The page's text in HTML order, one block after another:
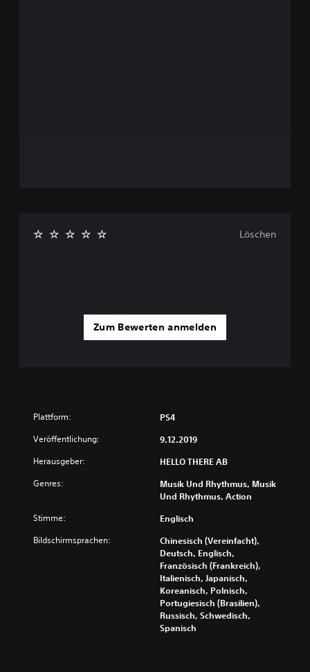
Zum Bewerten anmelden
Löschen
Plattform: PS4
Veröffentlichung: 9.12.2019
Herausgeber: HELLO THERE AB
Genres:
Musik Und Rhythmus, Musik
Und Rhythmus, Action
Stimme: Englisch
Bildschirmsprachen:
Chinesisch (Vereinfacht),
Deutsch, Englisch,
Französisch (Frankreich),
Italienisch, Japanisch,
Koreanisch, Polnisch,
Portugiesisch (Brasilien),
Russisch, Schwedisch,
Spanisch